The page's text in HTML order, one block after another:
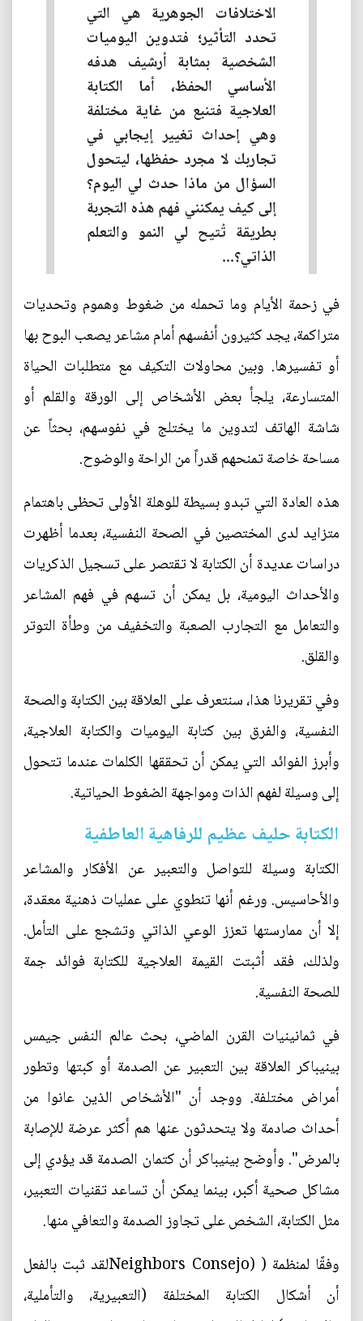
الاختلافات الجوهرية هي التي
تحدد التأثير؛ فتدوين اليوميات
الشخصية بمثابة أرشيف هدفه
الأساسي الحفظ، أما الكتابة
العلاجية فتنبع من غاية مختلفة
وهي إحداث تغيير إيجابي في
تجاربك لا مجرد حفظها، ليتحول
السؤال من ماذا حدث لي اليوم؟
إلى كيف يمكنني فهم هذه التجربة
بطريقة تُتيح لي النمو والتعلم
الذاتي؟...
في زحمة الأيام وما تحمله من ضغوط وهموم وتحديات
متراكمة، يجد كثيرون أنفسهم أمام مشاعر يصعب البوح بها
أو تفسيرها. وبين محاولات التكيف مع متطلبات الحياة
المتسارعة، يلجأ بعض الأشخاص إلى الورقة والقلم أو
شاشة الهاتف لتدوين ما يختلج في نفوسهم، بحثاً عن
مساحة خاصة تمنحهم قدراً من الراحة والوضوح.
هذه العادة التي تبدو بسيطة للوهلة الأولى تحظى باهتمام
متزايد لدى المختصين في الصحة النفسية، بعدما أظهرت
دراسات عديدة أن الكتابة لا تقتصر على تسجيل الذكريات
والأحداث اليومية، بل يمكن أن تسهم في فهم المشاعر
والتعامل مع التجارب الصعبة والتخفيف من وطأة التوتر
والقلق.
وفي تقريرنا هذا، سنتعرف على العلاقة بين الكتابة والصحة
النفسية، والفرق بين كتابة اليوميات والكتابة العلاجية،
وأبرز الفوائد التي يمكن أن تحققها الكلمات عندما تتحول
إلى وسيلة لفهم الذات ومواجهة الضغوط الحياتية.
الكتابة حليف عظيم للرفاهية العاطفية
الكتابة وسيلة للتواصل والتعبير عن الأفكار والمشاعر
والأحاسيس. ورغم أنها تنطوي على عمليات ذهنية معقدة،
إلا أن ممارستها تعزز الوعي الذاتي وتشجع على التأمل.
ولذلك، فقد أثبتت القيمة العلاجية للكتابة فوائد جمة
للصحة النفسية.
في ثمانينيات القرن الماضي، بحث عالم النفس جيمس
بينيباكر العلاقة بين التعبير عن الصدمة أو كبتها وتطور
أمراض مختلفة. ووجد أن "الأشخاص الذين عانوا من
أحداث صادمة ولا يتحدثون عنها هم أكثر عرضة للإصابة
بالمرض". وأوضح بينيباكر أن كتمان الصدمة قد يؤدي إلى
مشاكل صحية أكبر، بينما يمكن أن تساعد تقنيات التعبير،
مثل الكتابة، الشخص على تجاوز الصدمة والتعافي منها.
وفقًا لمنظمة ( (Neighbors Consejoلقد ثبت بالفعل
أن أشكال الكتابة المختلفة (التعبيرية، والتأملية،